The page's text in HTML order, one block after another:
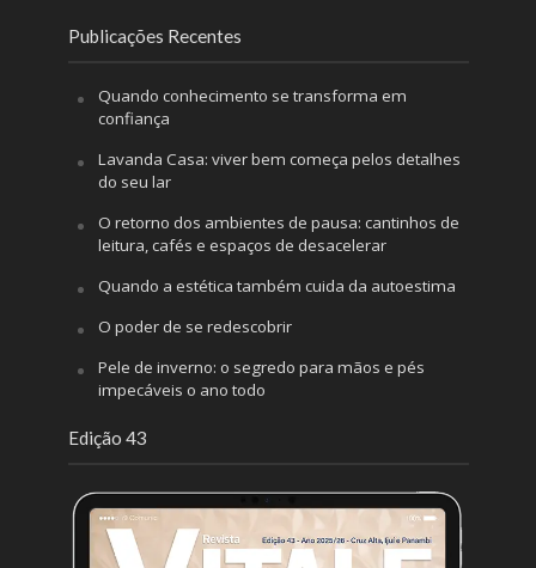
Publicações Recentes
Quando conhecimento se transforma em
confiança
Lavanda Casa: viver bem começa pelos detalhes
do seu lar
O retorno dos ambientes de pausa: cantinhos de
leitura, cafés e espaços de desacelerar
Quando a estética também cuida da autoestima
O poder de se redescobrir
Pele de inverno: o segredo para mãos e pés
impecáveis o ano todo
Edição 43